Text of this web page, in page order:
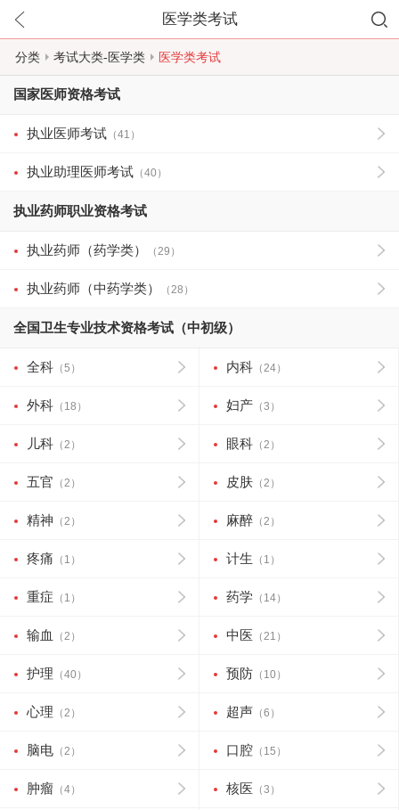
医学类考试
分类 考试大类-医学类 医学类考试
国家医师资格考试
执业医师考试 （41）
执业助理医师考试 （40）
执业药师职业资格考试
执业药师（药学类） （29）
执业药师（中药学类） （28）
全国卫生专业技术资格考试（中初级）
全科 （5） 内科 （24）
外科 （18） 妇产 （3）
儿科 （2） 眼科 （2）
五官 （2） 皮肤 （2）
精神 （2） 麻醉 （2）
疼痛 （1） 计生 （1）
重症 （1） 药学 （14）
输血 （2） 中医 （21）
护理 （40） 预防 （10）
心理 （2） 超声 （6）
脑电 （2） 口腔 （15）
肿瘤 （4） 核医 （3）